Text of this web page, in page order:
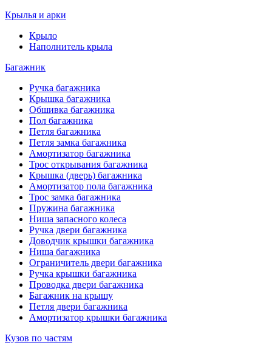
Крылья и арки
Крыло
Наполнитель крыла
Багажник
Ручка багажника
Крышка багажника
Обшивка багажника
Пол багажника
Петля багажника
Петля замка багажника
Амортизатор багажника
Трос открывания багажника
Крышка (дверь) багажника
Амортизатор пола багажника
Трос замка багажника
Пружина багажника
Ниша запасного колеса
Ручка двери багажника
Доводчик крышки багажника
Ниша багажника
Ограничитель двери багажника
Ручка крышки багажника
Проводка двери багажника
Багажник на крышу
Петля двери багажника
Амортизатор крышки багажника
Кузов по частям